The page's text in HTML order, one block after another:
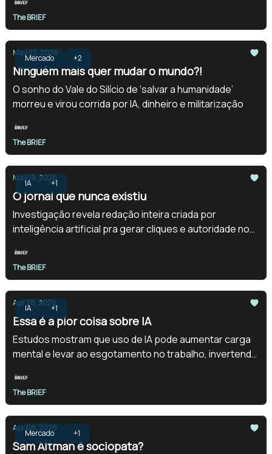
The BRIEF
Mercado +2
May 22, 2026
Ninguém mais quer mudar o mundo?!
O sonho do Vale do Silício de ‘salvar a humanidade’
morreu e virou corrida por IA, dinheiro e militarização
The BRIEF
IA +1
May 19, 2026
O jornal que nunca existiu
Investigação revela redação inteira criada por
inteligência artificial pra gerar cliques e autoridade no
The BRIEF
IA +1
Apr 28, 2026
Essa é a pior coisa sobre IA
Estudos mostram que uso de IA pode aumentar carga
mental e levar ao esgotamento no trabalho, invertendo
The BRIEF
Mercado +1
Apr 08, 2026
Sam Altman é sociopata?